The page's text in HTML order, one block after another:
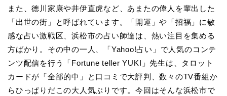
また、徳川家康や井伊直虎など、あまたの偉人を輩出した
「出世の街」と呼ばれています。「開運」や「招福」に敏
感な占い激戦区、浜松市の占い師達は、熱い注目を集める
方ばかり。その中の一人、「Yahoo!占い」で人気のコンテ
ンツ配信を行う「Fortune teller YUKI」先生は、タロット
カードが「全部的中」と口コミで大評判、数々のTV番組か
らひっぱりだこの大人気ぶりです。今回はそんな浜松市で